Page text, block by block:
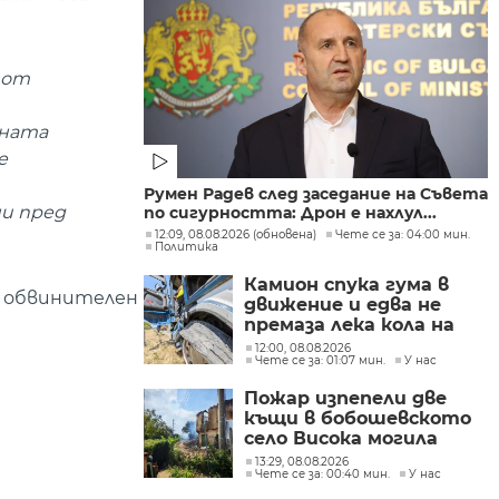
от
пред
обвинителен
Румен Радев след заседание на Съвета
по сигурността: Дрон е нахлул...
12:09, 08.08.2026 (обновена)
Чете се за: 04:00 мин.
Политика
Камион спука гума в
движение и едва не
премаза лека кола на
Подбалканския път
(СНИМКИ)
12:00, 08.08.2026
Чете се за: 01:07 мин.
У нас
Пожар изпепели две
къщи в бобошевското
село Висока могила
(СНИМКИ)
13:29, 08.08.2026
Чете се за: 00:40 мин.
У нас